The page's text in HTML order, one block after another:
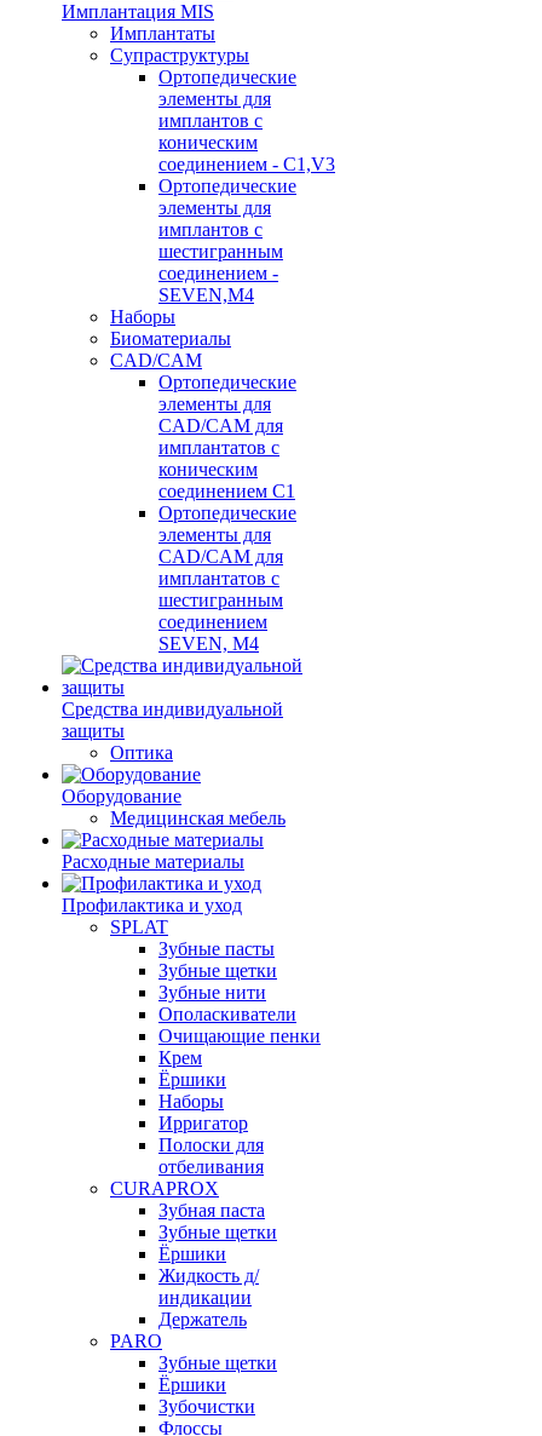
Имплантация MIS
Имплантаты
Супраструктуры
Ортопедические
элементы для
имплантов с
коническим
соединением - C1,V3
Ортопедические
элементы для
имплантов с
шестигранным
соединением -
SEVEN,M4
Наборы
Биоматериалы
CAD/CAM
Ортопедические
элементы для
CAD/CAM для
имплантатов с
коническим
соединением С1
Ортопедические
элементы для
CAD/CAM для
имплантатов с
шестигранным
соединением
SEVEN, М4
Средства индивидуальной
защиты
Оптика
Оборудование
Медицинская мебель
Расходные материалы
Профилактика и уход
SPLAT
Зубные пасты
Зубные щетки
Зубные нити
Ополаскиватели
Очищающие пенки
Крем
Ёршики
Наборы
Ирригатор
Полоски для
отбеливания
CURAPROX
Зубная паста
Зубные щетки
Ёршики
Жидкость д/
индикации
Держатель
PARO
Зубные щетки
Ёршики
Зубочистки
Флоссы